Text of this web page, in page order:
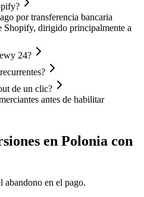
por transferencia bancaria
Shopify, dirigido principalmente a
24?
de un clic?
antes de habilitar
en Polonia con
abandono en el pago.